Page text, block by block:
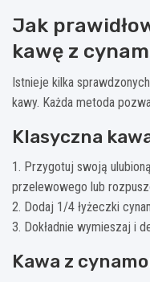
Jak
kawę z
Istnieje kilka
kawy. Każda metoda
Klasyczna
1. Przygotuj swoją
przelewowego lub
2. Dodaj 1/4 łyżeczki
3. Dokładnie wymieszaj i
Kawa z